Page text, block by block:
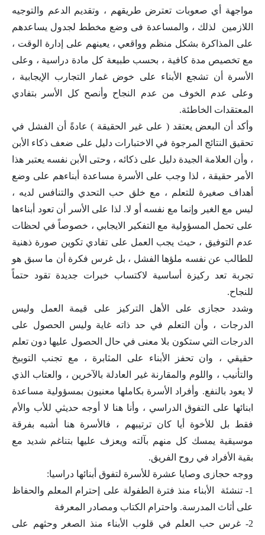
مواجهة أي صعوبات تعترض طريقهم ، وتقديم الدعم والتوجيه
اللازمين لذلك ، والمساعدة فى وضع مخطط لجدول يساعدهم
على المذاكرة بشكل منظم وواقعي ، يعينهم على إدارة الوقت ،
مع تخصيص مدة كافية ، بحسب طبيعة كل مادة دراسية ، وعلى
الأسرة أن تشجع الأبناء على خوض غمار التجارب الإيجابية ،
وعلى عدم الخوف من عدم النجاح وأنصح كل الأسر بتفادي
المعتقدات الخاطئة.
وأكد أن البعض يعتقد ( على غير الحقيقة ) عادةً أن الفشل في
تحقيق النتائج المرجوة في الاختبارات دليل على ضعف ذكاء الأبن
، وأن العلامة الجيدة دليل على ذكائه ، وحتى الأبن نفسه يعتبر هذا
الأمر حقيقة ، لذا وجب على الأسرة مساعدة أبناءهم على وضع
أهداف صغيرة للتعلم ، مع خلق حب التحدي والتنافس لديه ،
ليس مع الغير وإنما مع نفسه أو لا. لذا على الأسر أن تعود أبناءها
على تحمل المسؤولية مع التفكير الايجابي ، خصوصاً في لحظات
عدم التوفيق ، حيث يجب العمل على تفادي تكوين صورة ذهنية
للطالب عن نفسه ملؤها الفشل ، بل غرس فكرة أن ما سبق هو
تجربة تعد ركيزة أساسية لاكتساب خبرات جديدة تقود حتماً
للنجاح.
وشدد حجازى على الأهل التركيز على قيمة العمل وليس
الدرجات ، وأن التعلم في حد ذاته غاية وليس الحصول على
الدرجات التي ستكون بلا معنى في حال الحصول عليها دون تعلم
حقيقي ، وان تحفز الأبناء على المثابرة ، مع تجنب التوبيخ
والتأنيب ، واللوم والمقارنة غير العادلة بالآخرين ، والعتاب الذي
لا يعود بالنفع. وأفراد الأسرة بكاملها معنيون بمسؤولية مساعدة
ابنائها على التفوق الدراسي ، وأنا هنا لا أوجه حديثي للأب والأم
فقط بل للأخوة أيا كان ترتيبهم ، فالأسرة هنا أشبه بفرقة
موسيقية يمسك كل منهم بآلته ويعزف عليها بتناغم شديد مع
بقية الأفراد في روح الفريق.
ووجه حجازى وصايا عشرة للأسرة لتفوق أبنائها دراسيا:
1- تنشئة الأبناء منذ فترة الطفولة على إحترام المعلم والحفاظ
على أثاث المدرسة. واحترام الكتاب ومصادر المعرفة
2- غرس حب العلم في قلوب الأبناء منذ الصغر وحثهم على